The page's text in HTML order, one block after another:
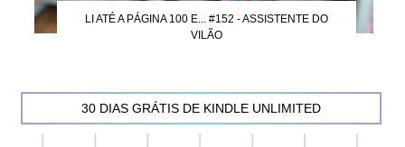
LI ATÉ A PÁGINA 100 E... #152 - ASSISTENTE DO
VILÃO
30 DIAS GRÁTIS DE KINDLE UNLIMITED